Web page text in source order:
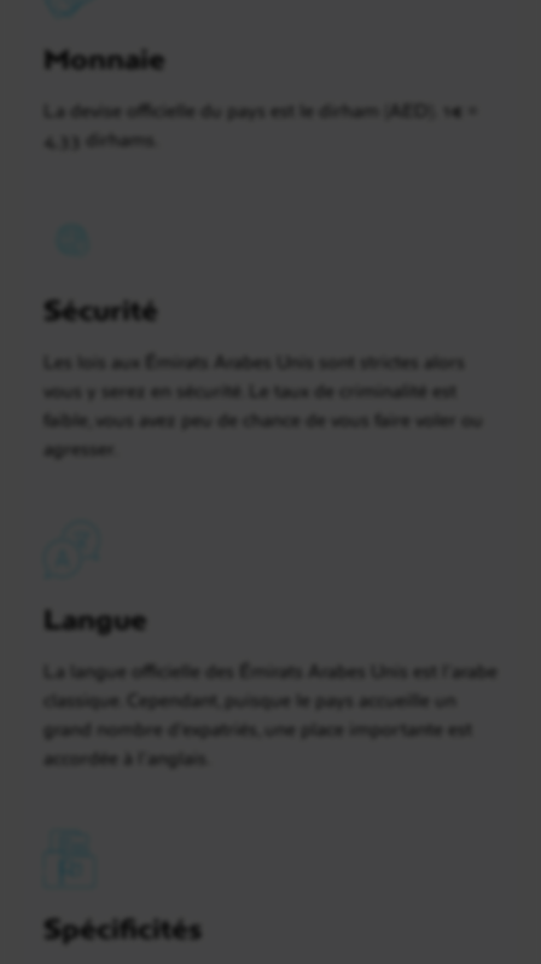
Monnaie
La devise officielle du pays est le dirham (AED). 1€ =
4,33 dirhams.
Sécurité
Les lois aux Émirats Arabes Unis sont strictes alors
vous y serez en sécurité. Le taux de criminalité est
faible, vous avez peu de chance de vous faire voler ou
agresser.
Langue
La langue officielle des Émirats Arabes Unis est l’arabe
classique. Cependant, puisque le pays accueille un
grand nombre d’expatriés, une place importante est
accordée à l’anglais.
Spécificités